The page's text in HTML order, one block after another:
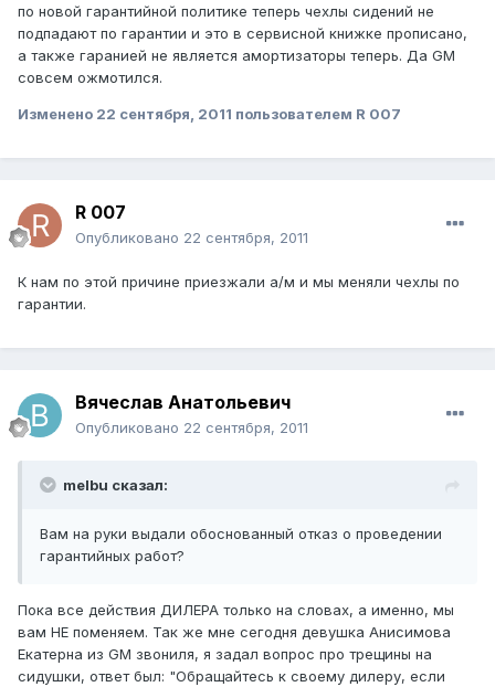
по новой гарантийной политике теперь чехлы сидений не
подпадают по гарантии и это в сервисной книжке прописано,
а также гаранией не является амортизаторы теперь. Да GM
совсем ожмотился.
Изменено 22 сентября, 2011 пользователем R 007
R 007
Опубликовано 22 сентября, 2011
К нам по этой причине приезжали а/м и мы меняли чехлы по
гарантии.
Вячеслав Анатольевич
Опубликовано 22 сентября, 2011
melbu сказал:
Вам на руки выдали обоснованный отказ о проведении
гарантийных работ?
Пока все действия ДИЛЕРА только на словах, а именно, мы
вам НЕ поменяем. Так же мне сегодня девушка Анисимова
Екатерна из GM звониля, я задал вопрос про трещины на
сидушки, ответ был: "Обращайтесь к своему дилеру, если